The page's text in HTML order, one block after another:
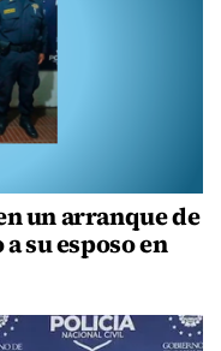
un arranque de
su esposo en